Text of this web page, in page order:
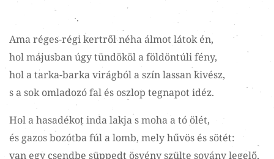
Ama réges-régi kertről néha álmot látok én,
hol májusban úgy tündököl a földöntúli fény,
hol a tarka-barka virágból a szín lassan kivész,
s a sok omladozó fal és oszlop tegnapot idéz.
Hol a hasadékot inda lakja s moha a tó ölét,
és gazos bozótba fúl a lomb, mely hűvös és sötét:
van egy csendbe süppedt ösvény szülte sovány legelő,